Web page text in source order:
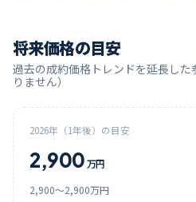
将来価格の目安
過去の成約価格トレンドを延長し
りません）
2026年（1年後）の目安
2,900 万円
2,900〜2,900万円